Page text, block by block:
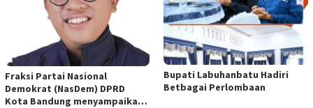
Fraksi Partai Nasional
Demokrat (NasDem) DPRD
Kota Bandung menyampaikan
Bupati Labuhanbatu Hadiri
Betbagai Perlombaan